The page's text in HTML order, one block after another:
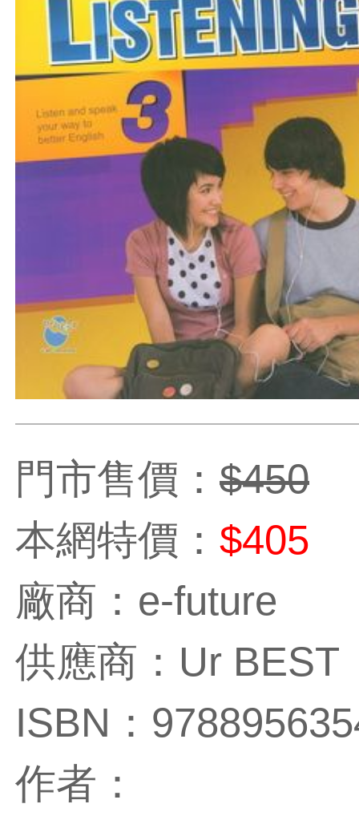
門市售價： $450
本網特價： $405
廠商：e-future
供應商：Ur BEST
ISBN：
作者：